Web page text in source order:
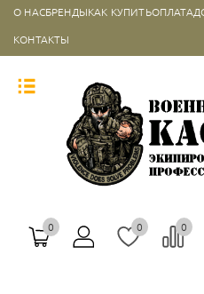
О НАСБРЕНДЫКАК КУПИТЬОПЛАТА
КОНТАКТЫ
0 0 0